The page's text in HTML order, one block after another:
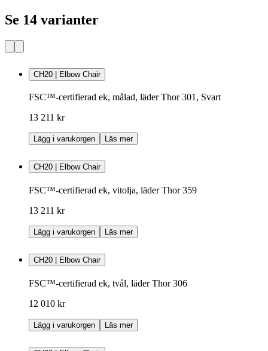
Se 14 varianter
CH20 | Elbow Chair
FSC™-certifierad ek, målad, läder Thor 301, Svart
13 211 kr
Lägg i varukorgen Läs mer
CH20 | Elbow Chair
FSC™-certifierad ek, vitolja, läder Thor 359
13 211 kr
Lägg i varukorgen Läs mer
CH20 | Elbow Chair
FSC™-certifierad ek, tvål, läder Thor 306
12 010 kr
Lägg i varukorgen Läs mer